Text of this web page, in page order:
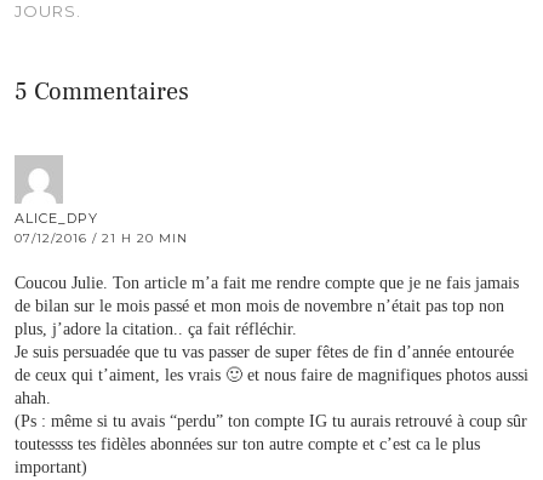
JOURS.
5 Commentaires
ALICE_DPY
07/12/2016 / 21 H 20 MIN
Coucou Julie. Ton article m’a fait me rendre compte que je ne fais jamais
de bilan sur le mois passé et mon mois de novembre n’était pas top non
plus, j’adore la citation.. ça fait réfléchir.
Je suis persuadée que tu vas passer de super fêtes de fin d’année entourée
de ceux qui t’aiment, les vrais 🙂 et nous faire de magnifiques photos aussi
ahah.
(Ps : même si tu avais “perdu” ton compte IG tu aurais retrouvé à coup sûr
toutessss tes fidèles abonnées sur ton autre compte et c’est ca le plus
important)